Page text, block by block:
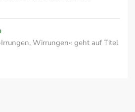
Wirrungen« geht auf Titel